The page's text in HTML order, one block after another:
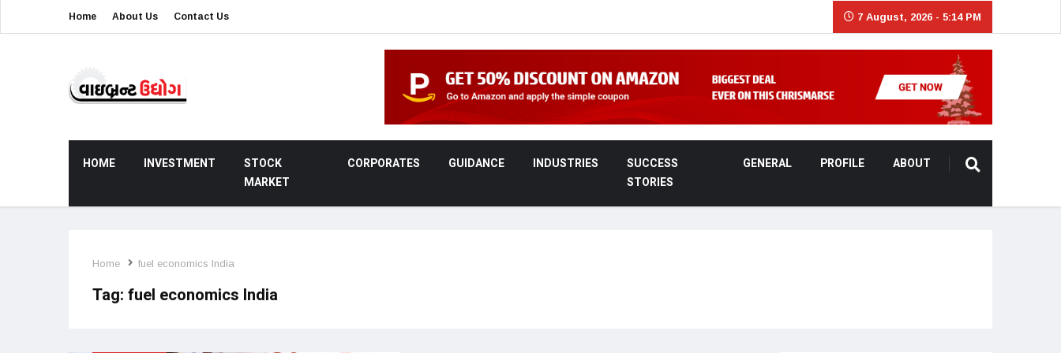
Home About Us Contact Us 7 August, 2026 - 5:14 PM
HOME INVESTMENT
STOCK
MARKET
CORPORATES GUIDANCE INDUSTRIES
SUCCESS
STORIES
GENERAL PROFILE ABOUT
Home fuel economics India
Tag: fuel economics India